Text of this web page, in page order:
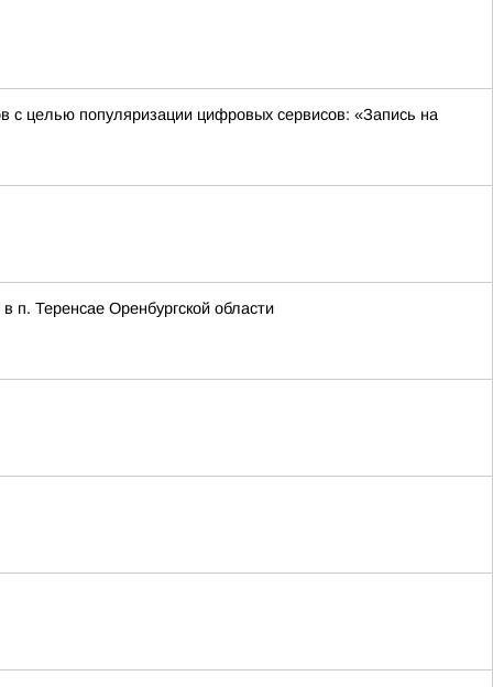
с целью популяризации цифровых сервисов: «Запись на
п. Теренсае Оренбургской области